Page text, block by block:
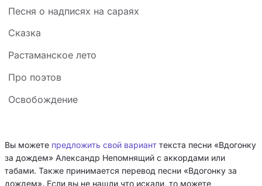
Песня о надписях на сараях
Сказка
Растаманское лето
Про поэтов
Освобождение
Вы можете предложить свой вариант текста песни «Вдогонку
за дождем» Александр Непомнящий с аккордами или
табами. Также принимается перевод песни «Вдогонку за
дождем». Если вы не нашли что искали, то можете